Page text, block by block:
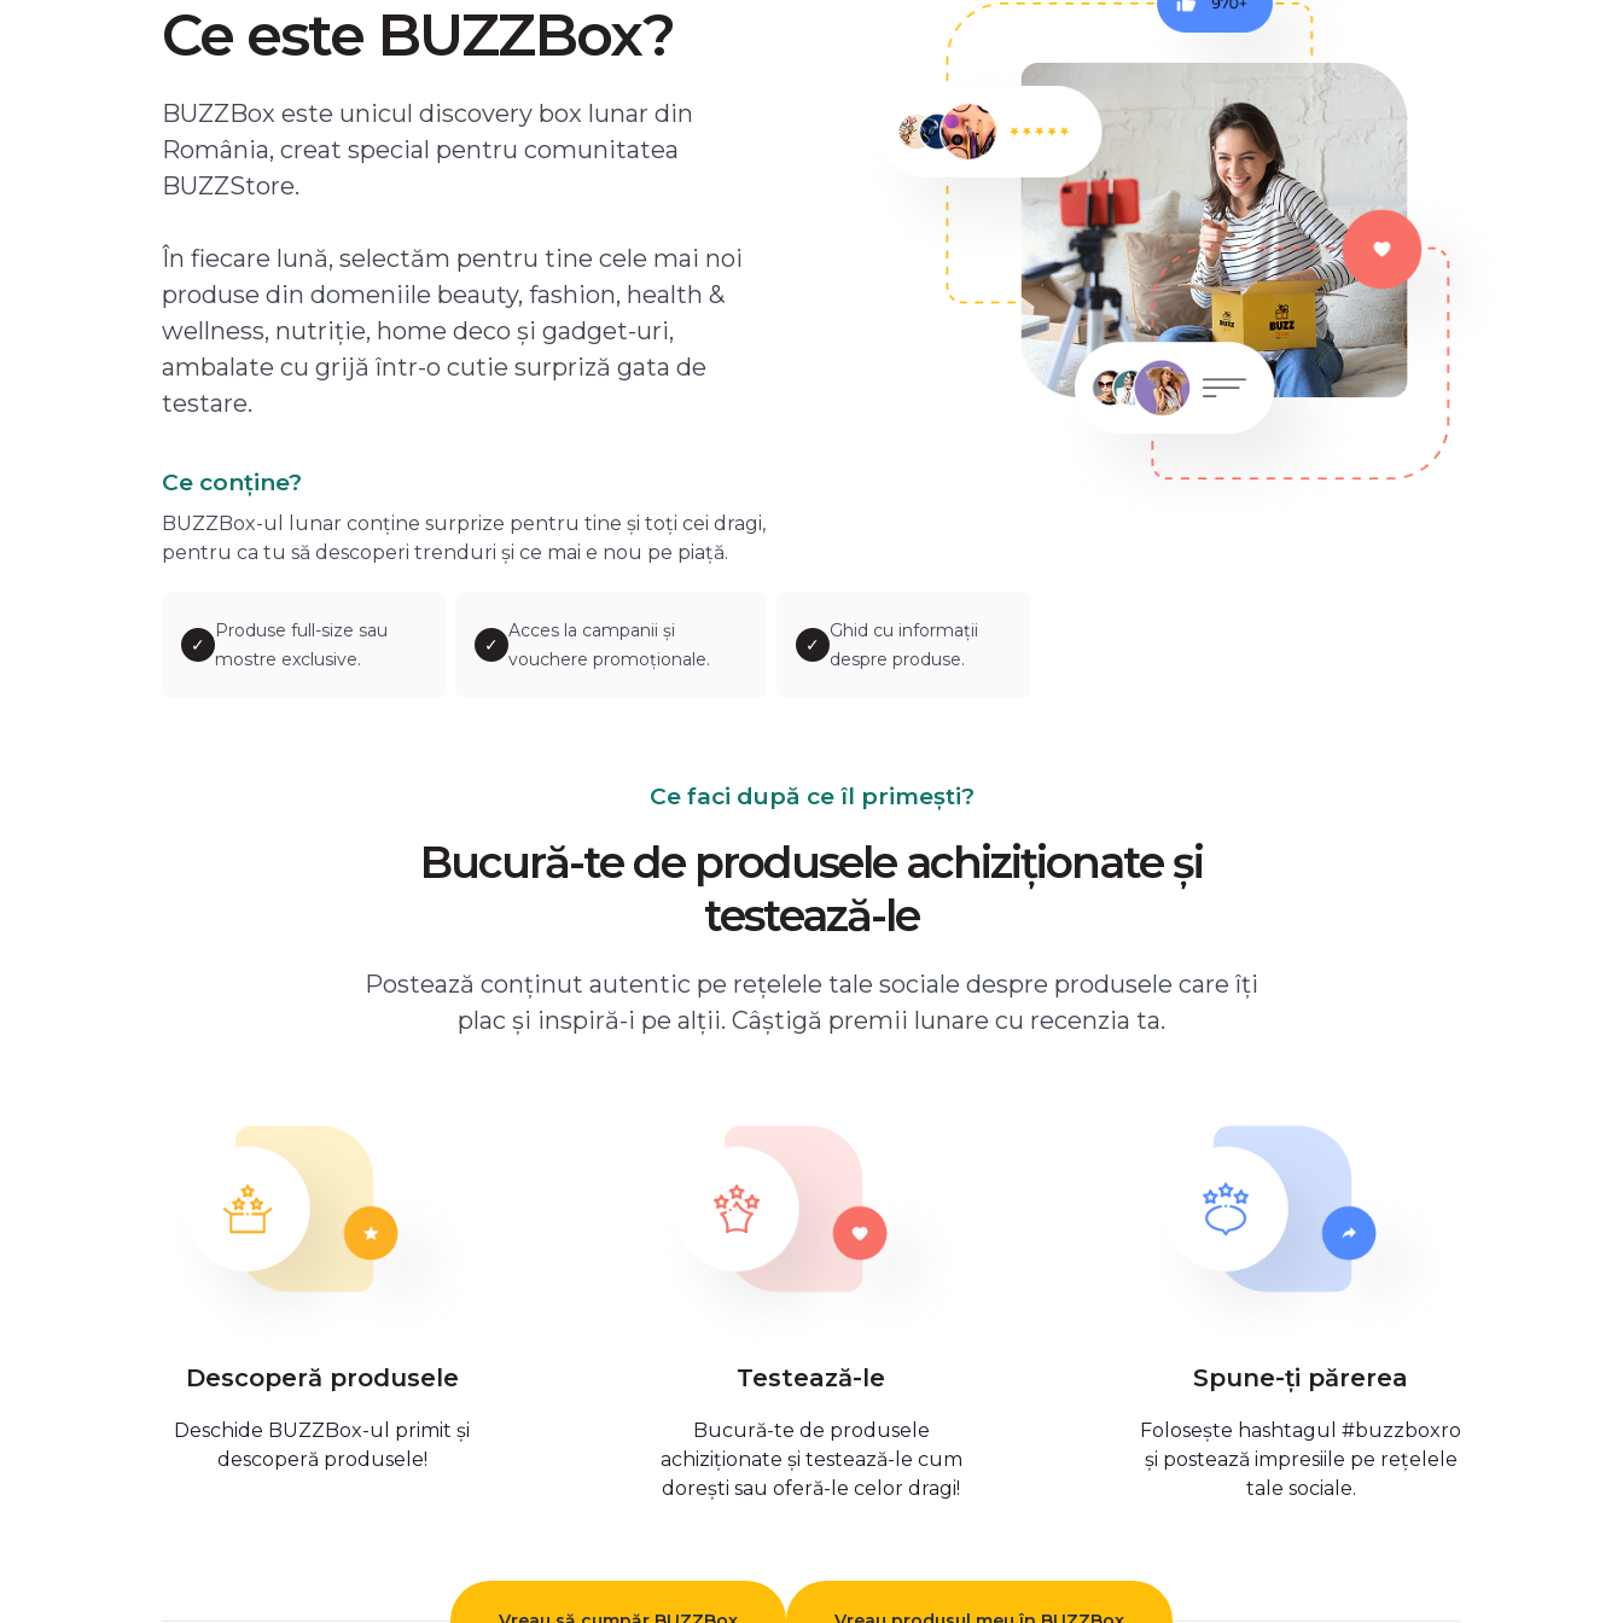
Ce este BUZZBox?
BUZZBox este unicul discovery box lunar din
România, creat special pentru comunitatea
BUZZStore.
În fiecare lună, selectăm pentru tine cele mai noi
produse din domeniile beauty, fashion, health &
wellness, nutriție, home deco și gadget-uri,
ambalate cu grijă într-o cutie surpriză gata de
testare.
Ce conține?
BUZZBox-ul lunar conține surprize pentru tine și toți cei dragi,
pentru ca tu să descoperi trenduri și ce mai e nou pe piață.
✓
Produse full-size sau
mostre exclusive.
✓
Acces la campanii și
vouchere promoționale.
✓
Ghid cu informații
despre produse.
Ce faci după ce îl primești?
Bucură-te de produsele achiziționate și
testează-le
Postează conținut autentic pe rețelele tale sociale despre produsele care îți
plac și inspiră-i pe alții. Câștigă premii lunare cu recenzia ta.
Descoperă produsele
Deschide BUZZBox-ul primit și
descoperă produsele!
Testează-le
Bucură-te de produsele
achiziționate și testează-le cum
dorești sau oferă-le celor dragi!
Spune-ți părerea
Folosește hashtagul #buzzboxro
și postează impresiile pe rețelele
tale sociale.